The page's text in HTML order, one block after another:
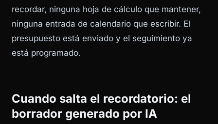
recordar, ninguna hoja de cálculo que mantener,
ninguna entrada de calendario que escribir. El
presupuesto está enviado y el seguimiento ya
está programado.
Cuando salta el recordatorio: el
borrador generado por IA